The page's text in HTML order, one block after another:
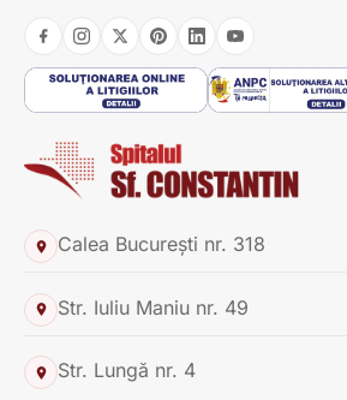
Calea București nr. 318
Str. Iuliu Maniu nr. 49
Str. Lungă nr. 4